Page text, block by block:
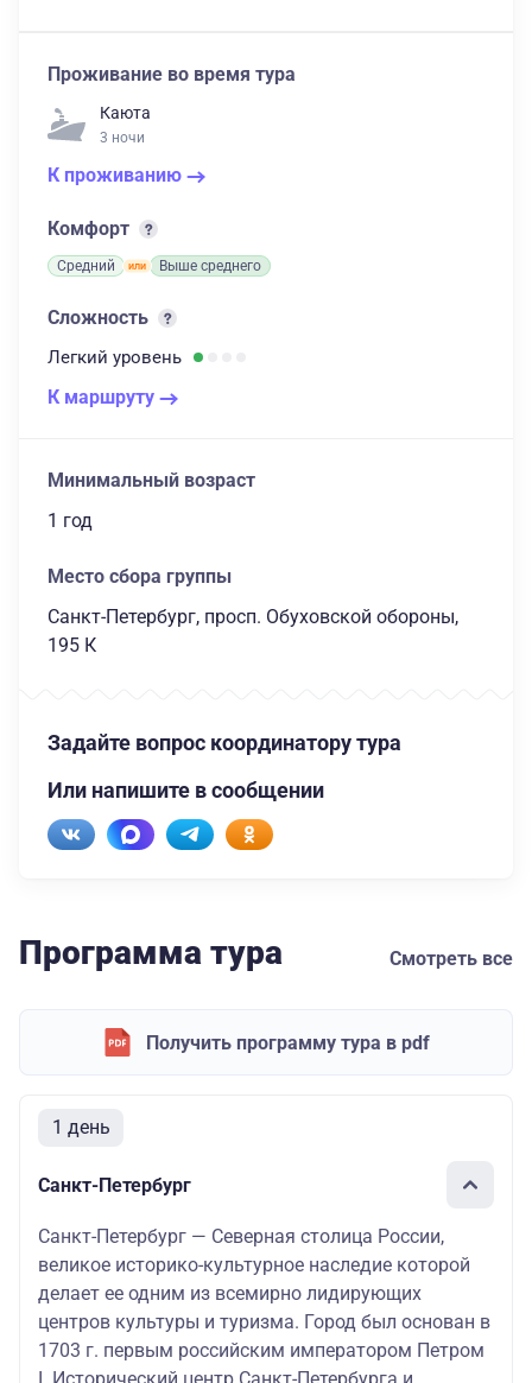
Проживание во время тура
Каюта
3 ночи
К проживанию
Комфорт
Средний Выше среднего
Сложность
Легкий уровень
К маршруту
Минимальный возраст
1 год
Место сбора группы
Санкт-Петербург, просп. Обуховской обороны,
195 К
Задайте вопрос координатору тура
Или напишите в сообщении
Программа тура Смотреть все
Получить программу тура в pdf
1 день
Санкт-Петербург
Санкт-Петербург — Северная столица России,
великое историко-культурное наследие которой
делает ее одним из всемирно лидирующих
центров культуры и туризма. Город был основан в
1703 г. первым российским императором Петром